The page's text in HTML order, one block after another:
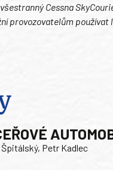
Cessna
provozovatelům
Petr Kadlec